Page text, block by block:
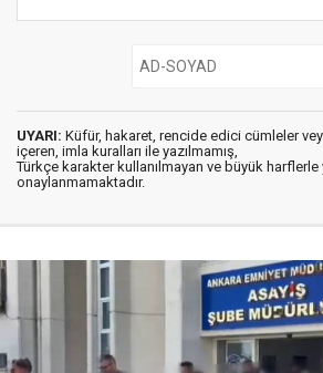
UYARI: Küfür, hakaret, rencide edici cümleler
içeren, imla kuralları ile yazılmamış,
Türkçe karakter kullanılmayan ve büyük harflerle
onaylanmamaktadır.